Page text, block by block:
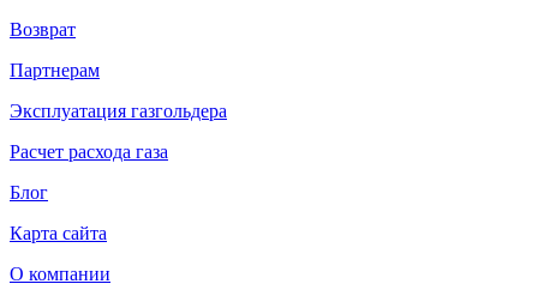
Возврат
Партнерам
Эксплуатация газгольдера
Расчет расхода газа
Блог
Карта сайта
О компании